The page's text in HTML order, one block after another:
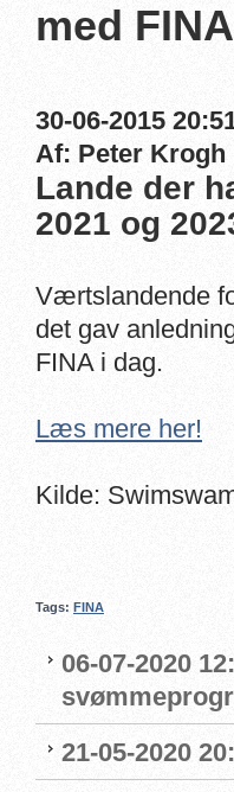
med FINA
30-06-2015
Af: Peter Krogh
Lande der
2021 og
Værtslandende
det gav
FINA i dag.
Læs mere her!
Kilde:
Tags: FINA
06-07-2020
21-05-2020